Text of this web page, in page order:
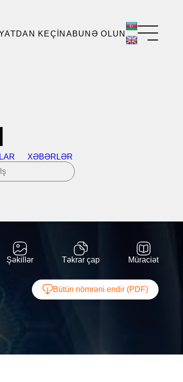
KEÇIN ABUNƏ OLUN
XƏBƏRLƏR
Şəkillər Təkrar çap Müraciət
Bütün nömrəni endir (PDF)